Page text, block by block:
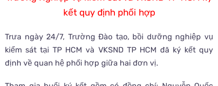
kết quy định phối hợp
Trưa ngày 24/7, Trường Đào tạo, bồi dưỡng nghiệp vụ
kiểm sát tại TP HCM và VKSND TP HCM đã ký kết quy
định về quan hệ phối hợp giữa hai đơn vị.